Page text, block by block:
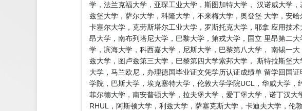
学，法兰克福大学，亚琛工业大学，斯图加特大学， 汉诺威大学
兹堡大学，萨尔大学，科隆大学，不来梅大学，奥登堡 大学，安
卡塞尔大学，克劳斯塔尔工业大学，罗斯托克大学，耶拿 应用技
昂大学，南布列塔尼大学，巴黎大学，第戎大学，国立 里昂第二
学，滨海大学，科西嘉大学，尼斯大学，巴黎第八大学， 南锡一
兹大学，图卢兹第三大学，巴黎第四大学索邦大学， 斯特拉斯堡
大学，马兰欧尼，办理德国毕业证文凭学历认证成绩单 留学回国
学院，巴斯大学，埃克塞特大学，伦敦大学学院UCL，华威大学
菲尔德大学，南安普顿大学，拉夫堡大学，爱丁堡大学，诺丁汉
RHUL，阿斯顿大学，利兹大学，萨塞克斯大学，卡迪夫大学，